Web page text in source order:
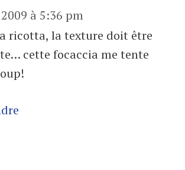
à 5:36 pm
ricotta, la texture doit être
cette focaccia me tente